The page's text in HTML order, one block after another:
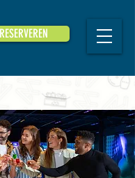
RESERVEREN